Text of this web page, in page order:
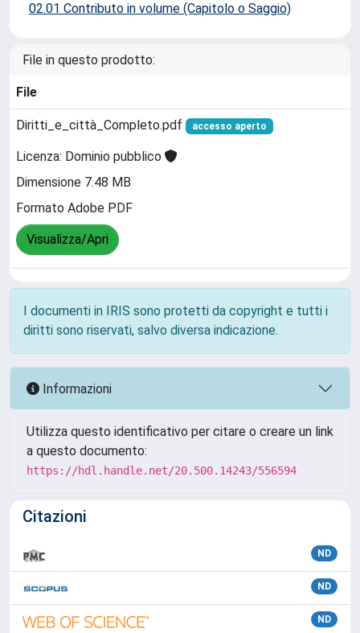
02.01 Contributo in volume (Capitolo o Saggio)
File in questo prodotto:
File
Diritti_e_città_Completo.pdf accesso aperto
Licenza: Dominio pubblico
Dimensione 7.48 MB
Formato Adobe PDF
Visualizza/Apri
I documenti in IRIS sono protetti da copyright e tutti i
diritti sono riservati, salvo diversa indicazione.
Informazioni
Utilizza questo identificativo per citare o creare un link
a questo documento:
https://hdl.handle.net/20.500.14243/556594
Citazioni
ND
ND
ND